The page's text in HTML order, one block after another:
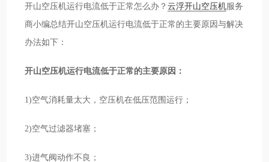
开山空压机运行电流低于正常怎么办？云浮开山空压机服务
商小编总结开山空压机运行电流低于正常的主要原因与解决
办法如下：
开山空压机运行电流低于正常的主要原因：
1)空气消耗量太大，空压机在低压范围运行；
2)空气过滤器堵塞；
3)进气阀动作不良；